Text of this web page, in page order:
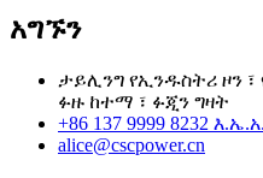
አግኙን
ታይሊንግ የኢንዱስትሪ ዞን ፣
ፉዙ ከተማ ፣ ፉጂን ግዛት
+86 137 9999 8232 እ.ኤ.አ.
alice@cscpower.cn